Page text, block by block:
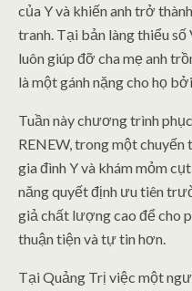
của Y và khiến anh trở
tranh. Tại bản làng thiểu
luôn giúp đỡ cha mẹ anh
là một gánh nặng cho họ
Tuần này chương trình
RENEW, trong một chuyến
gia đình Y và khám mỏm
năng quyết định ưu tiên
giả chất lượng cao để cho
thuận tiện và tự tin hơn.
Tại Quảng Trị việc một